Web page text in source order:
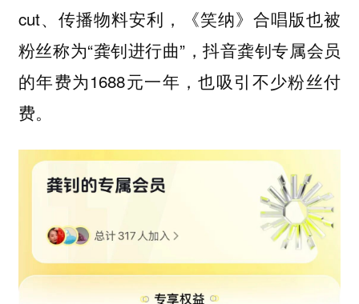
cut、传播物料安利，《笑纳》合唱版也被
粉丝称为“龚钊进行曲”，抖音龚钊专属会员
的年费为1688元一年，也吸引不少粉丝付
费。